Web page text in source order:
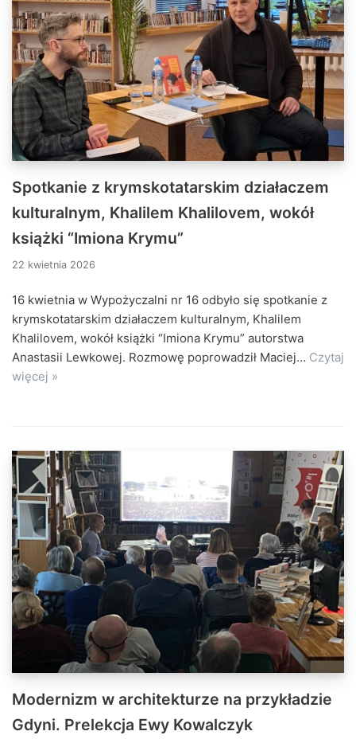
Spotkanie z krymskotatarskim działaczem
kulturalnym, Khalilem Khalilovem, wokół
książki “Imiona Krymu”
22 kwietnia 2026
16 kwietnia w Wypożyczalni nr 16 odbyło się spotkanie z
krymskotatarskim działaczem kulturalnym, Khalilem
Khalilovem, wokół książki “Imiona Krymu” autorstwa
Anastasii Lewkowej. Rozmowę poprowadził Maciej… Czytaj
więcej »
Modernizm w architekturze na przykładzie
Gdyni. Prelekcja Ewy Kowalczyk